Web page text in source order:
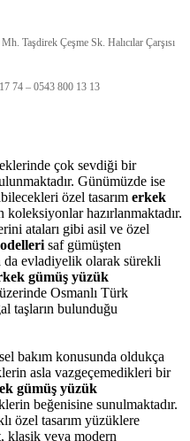
Taşdirek Çeşme Sk. Halıcılar Çarşısı
74 – 0543 800 13 13
çok sevdiği bir
Günümüzde ise
özel tasarım erkek
koleksiyonlar hazırlanmaktadır.
ataları gibi asil ve özel
saf gümüşten
da evladiyelik olarak sürekli
gümüş yüzük
Osmanlı Türk
taşların bulunduğu
bakım konusunda oldukça
asla vazgeçemedikleri bir
gümüş yüzük
beğenisine sunulmaktadır.
özel tasarım yüzüklere
klasik veya modern